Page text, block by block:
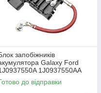
запобіжників
Galaxy Ford
1J0937550AA
1J0937550AE
1J09376
до відправки